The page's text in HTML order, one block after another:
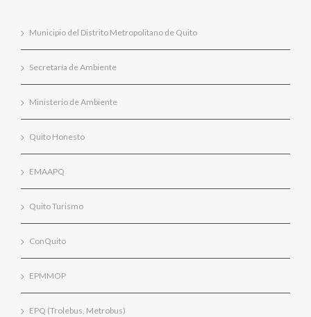
Municipio del Distrito Metropolitano de Quito
Secretaría de Ambiente
Ministerio de Ambiente
Quito Honesto
EMAAPQ
Quito Turismo
ConQuito
EPMMOP
EPQ (Trolebus, Metrobus)